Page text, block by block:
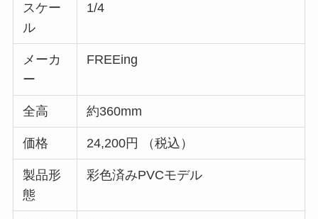
スケー
ル
1/4
メーカ
ー
FREEing
全高 約360mm
価格 24,200円 （税込）
製品形
態
彩色済みPVCモデル